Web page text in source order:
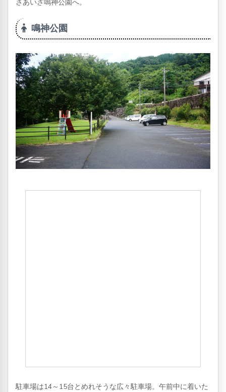
さあいざ鳴神公園へ。
鳴神公園
駐車場は14～15台とめれそうな広々駐車場。午前中に着いた